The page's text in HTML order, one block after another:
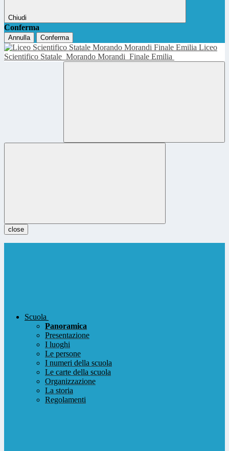
Chiudi
Conferma
Annulla Conferma
Liceo
Scientifico Statale Morando Morandi Finale Emilia
close
Scuola
Panoramica
Presentazione
I luoghi
Le persone
I numeri della scuola
Le carte della scuola
Organizzazione
La storia
Regolamenti